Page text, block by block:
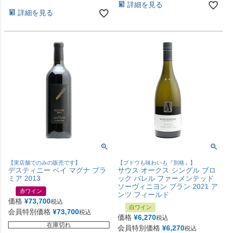
詳細を見る
詳細を見る
【実店舗でのみの販売です】
デスティニー ベイ マグナ プラ
ミア 2013
赤ワイン
価格 ¥73,700税込
会員特別価格 ¥73,700税込
在庫切れ
【ブドウも味わいも『別格』】
サウス オークス シングル ブロ
ック バレル ファーメンテッド
ソーヴィニヨン ブラン 2021 ア
ンツ フィールド
白ワイン
価格 ¥6,270税込
会員特別価格 ¥6,270税込